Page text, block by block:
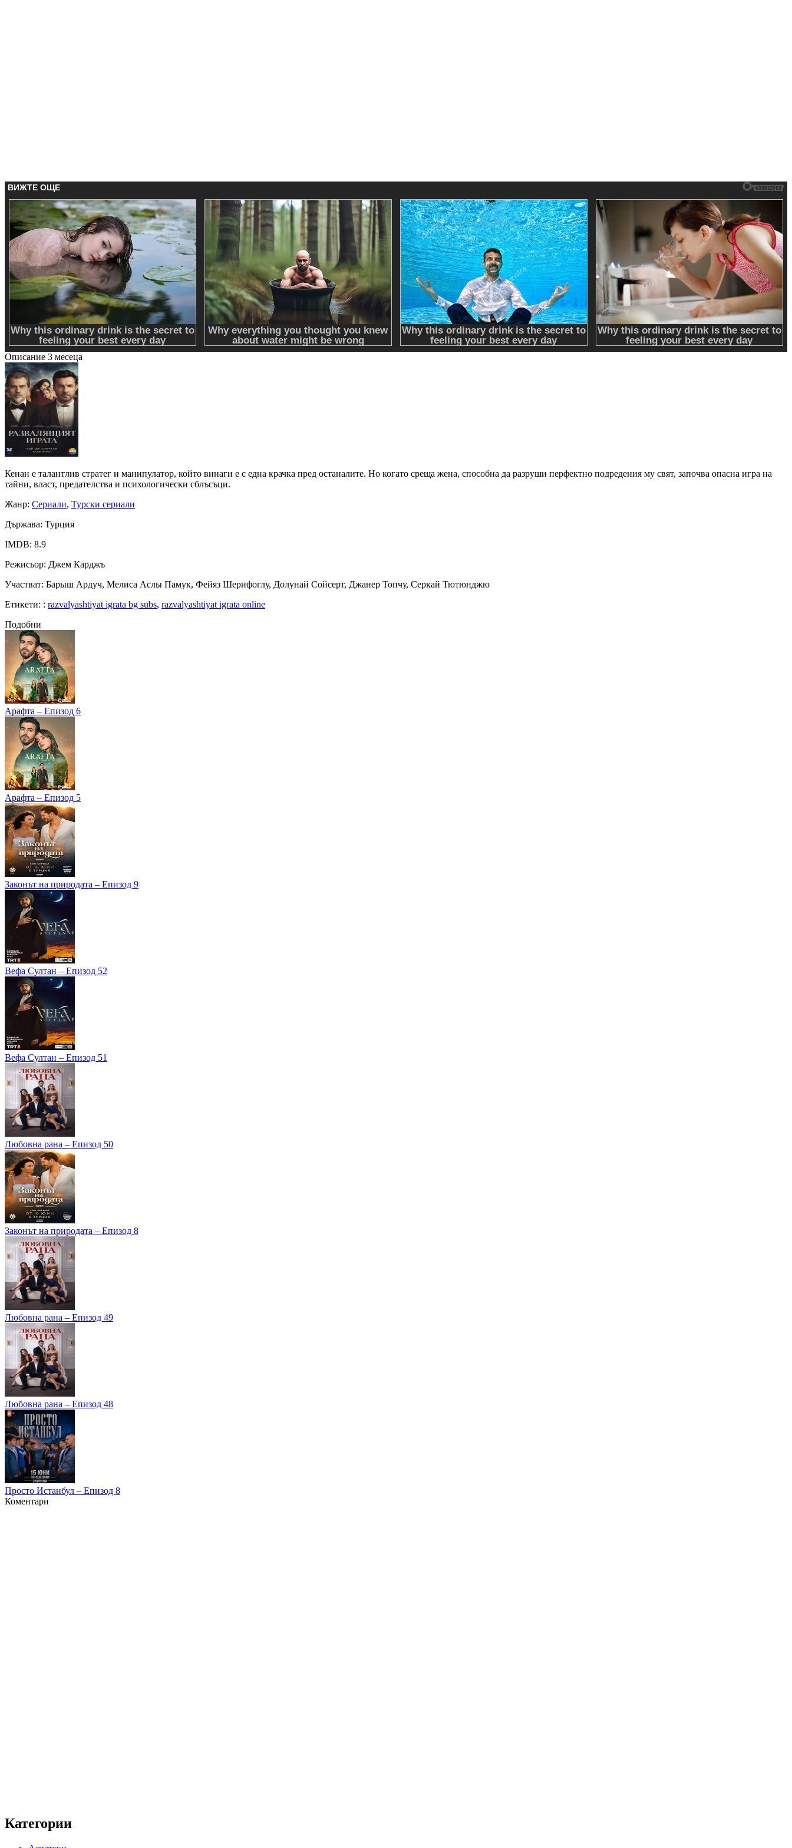
Описание 3 месеца
Кенан е талантлив стратег и манипулатор, който винаги е с една крачка пред останалите. Но когато среща жена, способна да разруши перфектно подредения му свят, започва опасна игра на
тайни, власт, предателства и психологически сблъсъци.
Жанр: Сериали, Турски сериали
Държава: Турция
IMDB: 8.9
Режисьор: Джем Карджъ
Участват: Барыш Ардуч, Мелиса Аслы Памук, Фейяз Шерифоглу, Долунай Сойсерт, Джанер Топчу, Серкай Тютюнджю
Етикети: : razvalyashtiyat igrata bg subs, razvalyashtiyat igrata online
Подобни
Арафта – Епизод 6
Арафта – Епизод 5
Законът на природата – Епизод 9
Вефа Султан – Епизод 52
Вефа Султан – Епизод 51
Любовна рана – Епизод 50
Законът на природата – Епизод 8
Любовна рана – Епизод 49
Любовна рана – Епизод 48
Просто Истанбул – Епизод 8
Коментари
Категории